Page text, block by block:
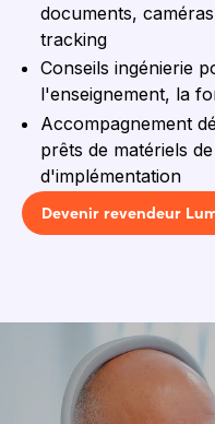
documents,
tracking
Conseils ingénierie
l'enseignement, la
Accompagnement
prêts de matériels
d'implémentation
Devenir revendeur